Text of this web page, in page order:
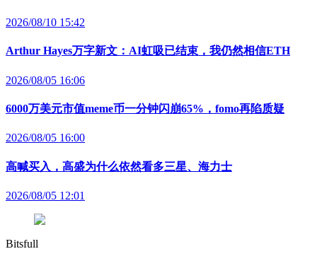
2026/08/10 15:42
Arthur Hayes万字新文：AI虹吸已结束，我仍然相信ETH
2026/08/05 16:06
6000万美元市值meme币一分钟闪崩65%，fomo再陷质疑
2026/08/05 16:00
高喊买入，高盛为什么依然看多三星、海力士
2026/08/05 12:01
Bitsfull